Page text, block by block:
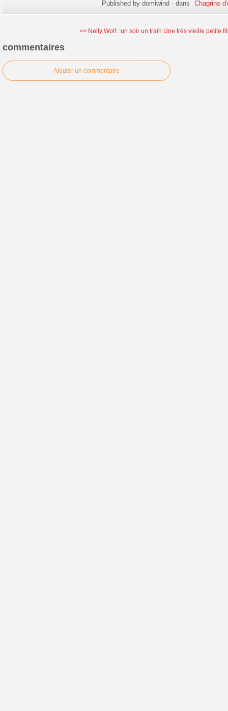
Published by domiwind -dans Chagrins
<< Nelly Wolf : un soir un train Une très vieille petite
commentaires
Ajouter un commentaire